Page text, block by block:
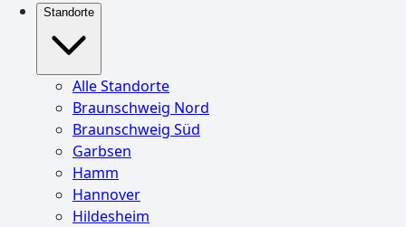
Standorte
Alle Standorte
Braunschweig Nord
Braunschweig Süd
Garbsen
Hamm
Hannover
Hildesheim